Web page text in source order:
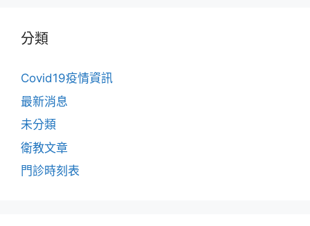
分類
Covid19疫情資訊
最新消息
未分類
衛教文章
門診時刻表